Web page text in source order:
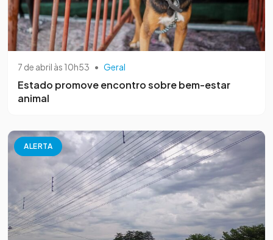
7 de abril às 10h53 • Geral
Estado promove encontro sobre bem-estar
animal
ALERTA